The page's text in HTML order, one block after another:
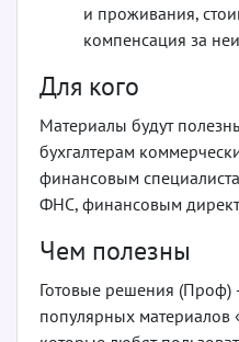
и проживания,
компенсация за
Для кого
Материалы будут
бухгалтерам
финансовым
ФНС, финансовым
Чем полезны
Готовые решения (Проф)
популярных материалов